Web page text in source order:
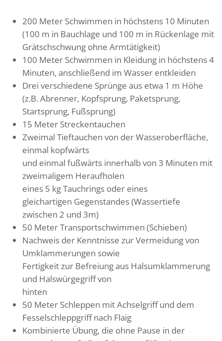
200 Meter Schwimmen in höchstens 10 Minuten
(100 m in Bauchlage und 100 m in Rückenlage mit
Grätschschwung ohne Armtätigkeit)
100 Meter Schwimmen in Kleidung in höchstens 4
Minuten, anschließend im Wasser entkleiden
Drei verschiedene Sprünge aus etwa 1 m Höhe
(z.B. Abrenner, Kopfsprung, Paketsprung,
Startsprung, Fußsprung)
15 Meter Streckentauchen
Zweimal Tieftauchen von der Wasseroberfläche,
einmal kopfwärts
und einmal fußwärts innerhalb von 3 Minuten mit
zweimaligem Heraufholen
eines 5 kg Tauchrings oder eines
gleichartigen Gegenstandes (Wassertiefe
zwischen 2 und 3m)
50 Meter Transportschwimmen (Schieben)
Nachweis der Kenntnisse zur Vermeidung von
Umklammerungen sowie
Fertigkeit zur Befreiung aus Halsumklammerung
und Halswürgegriff von
hinten
50 Meter Schleppen mit Achselgriff und dem
Fesselschleppgriff nach Flaig
Kombinierte Übung, die ohne Pause in der